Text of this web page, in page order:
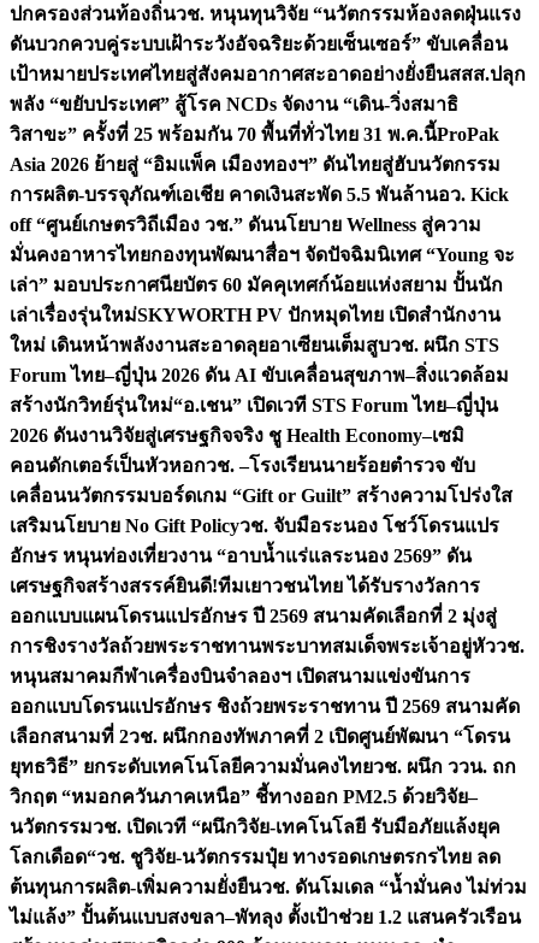
ปกครองส่วนท้องถิ่นวช. หนุนทุนวิจัย “นวัตกรรมห้องลดฝุ่นแรง
ดันบวกควบคู่ระบบเฝ้าระวังอัจฉริยะด้วยเซ็นเซอร์” ขับเคลื่อน
เป้าหมายประเทศไทยสู่สังคมอากาศสะอาดอย่างยั่งยืนสสส.ปลุก
พลัง “ขยับประเทศ” สู้โรค NCDs จัดงาน “เดิน-วิ่งสมาธิ
วิสาขะ” ครั้งที่ 25 พร้อมกัน 70 พื้นที่ทั่วไทย 31 พ.ค.นี้ProPak
Asia 2026 ย้ายสู่ “อิมแพ็ค เมืองทองฯ” ดันไทยสู่ฮับนวัตกรรม
การผลิต-บรรจุภัณฑ์เอเชีย คาดเงินสะพัด 5.5 พันล้านอว. Kick
off “ศูนย์เกษตรวิถีเมือง วช.” ดันนโยบาย Wellness สู่ความ
มั่นคงอาหารไทยกองทุนพัฒนาสื่อฯ จัดปัจฉิมนิเทศ “Young จะ
เล่า” มอบประกาศนียบัตร 60 มัคคุเทศก์น้อยแห่งสยาม ปั้นนัก
เล่าเรื่องรุ่นใหม่SKYWORTH PV ปักหมุดไทย เปิดสำนักงาน
ใหม่ เดินหน้าพลังงานสะอาดลุยอาเซียนเต็มสูบวช. ผนึก STS
Forum ไทย–ญี่ปุ่น 2026 ดัน AI ขับเคลื่อนสุขภาพ–สิ่งแวดล้อม
สร้างนักวิทย์รุ่นใหม่“อ.เชน” เปิดเวที STS Forum ไทย–ญี่ปุ่น
2026 ดันงานวิจัยสู่เศรษฐกิจจริง ชู Health Economy–เซมิ
คอนดักเตอร์เป็นหัวหอกวช. –โรงเรียนนายร้อยตำรวจ ขับ
เคลื่อนนวัตกรรมบอร์ดเกม “Gift or Guilt” สร้างความโปร่งใส
เสริมนโยบาย No Gift Policyวช. จับมือระนอง โชว์โดรนแปร
อักษร หนุนท่องเที่ยวงาน “อาบน้ำแร่แลระนอง 2569” ดัน
เศรษฐกิจสร้างสรรค์ยินดี!ทีมเยาวชนไทย ได้รับรางวัลการ
ออกแบบแผนโดรนแปรอักษร ปี 2569 สนามคัดเลือกที่ 2 มุ่งสู่
การชิงรางวัลถ้วยพระราชทานพระบาทสมเด็จพระเจ้าอยู่หัววช.
หนุนสมาคมกีฬาเครื่องบินจำลองฯ เปิดสนามแข่งขันการ
ออกแบบโดรนแปรอักษร ชิงถ้วยพระราชทาน ปี 2569 สนามคัด
เลือกสนามที่ 2วช. ผนึกกองทัพภาคที่ 2 เปิดศูนย์พัฒนา “โดรน
ยุทธวิธี” ยกระดับเทคโนโลยีความมั่นคงไทยวช. ผนึก ววน. ถก
วิกฤต “หมอกควันภาคเหนือ” ชี้ทางออก PM2.5 ด้วยวิจัย–
นวัตกรรมวช. เปิดเวที “ผนึกวิจัย-เทคโนโลยี รับมือภัยแล้งยุค
โลกเดือด“วช. ชูวิจัย-นวัตกรรมปุ๋ย ทางรอดเกษตรกรไทย ลด
ต้นทุนการผลิต-เพิ่มความยั่งยืนวช. ดันโมเดล “น้ำมั่นคง ไม่ท่วม
ไม่แล้ง” ปั้นต้นแบบสงขลา–พัทลุง ตั้งเป้าช่วย 1.2 แสนครัวเรือน